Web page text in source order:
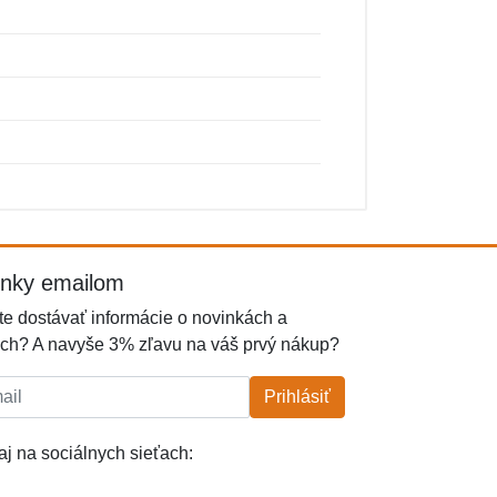
emailom
dostávať informácie o novinkách a
A navyše 3% zľavu na váš prvý nákup?
Prihlásiť
na sociálnych sieťach: